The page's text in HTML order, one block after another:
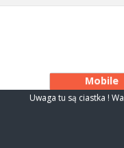
Mobile
Uwaga tu są ciastka !